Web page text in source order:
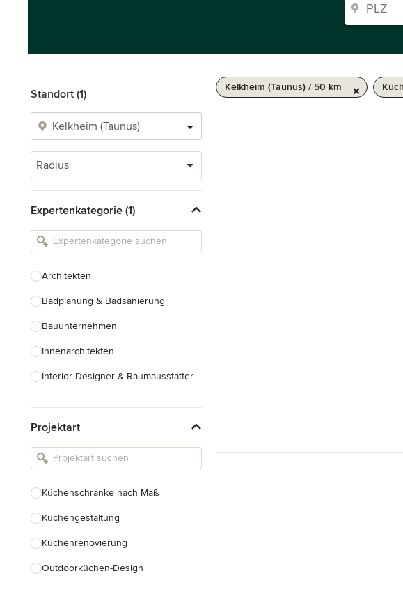
Standort (1)
Radius
Expertenkategorie (1)
Architekten
Badplanung & Badsanierung
Bauunternehmen
Innenarchitekten
Interior Designer & Raumausstatter
Landschaftsarchitekten
Armaturen & Sanitärbedarf
Projektart
Küchenschränke nach Maß
Küchengestaltung
Küchenrenovierung
Outdoorküchen-Design
Kelkheim (Taunus) / 50 km